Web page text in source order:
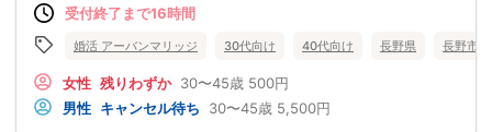
受付終了まで16時間
婚活 アーバンマリッジ 30代向け 40代向け 長野県 長野市
女性 残りわずか 30〜45歳 500円
男性 キャンセル待ち 30〜45歳 5,500円